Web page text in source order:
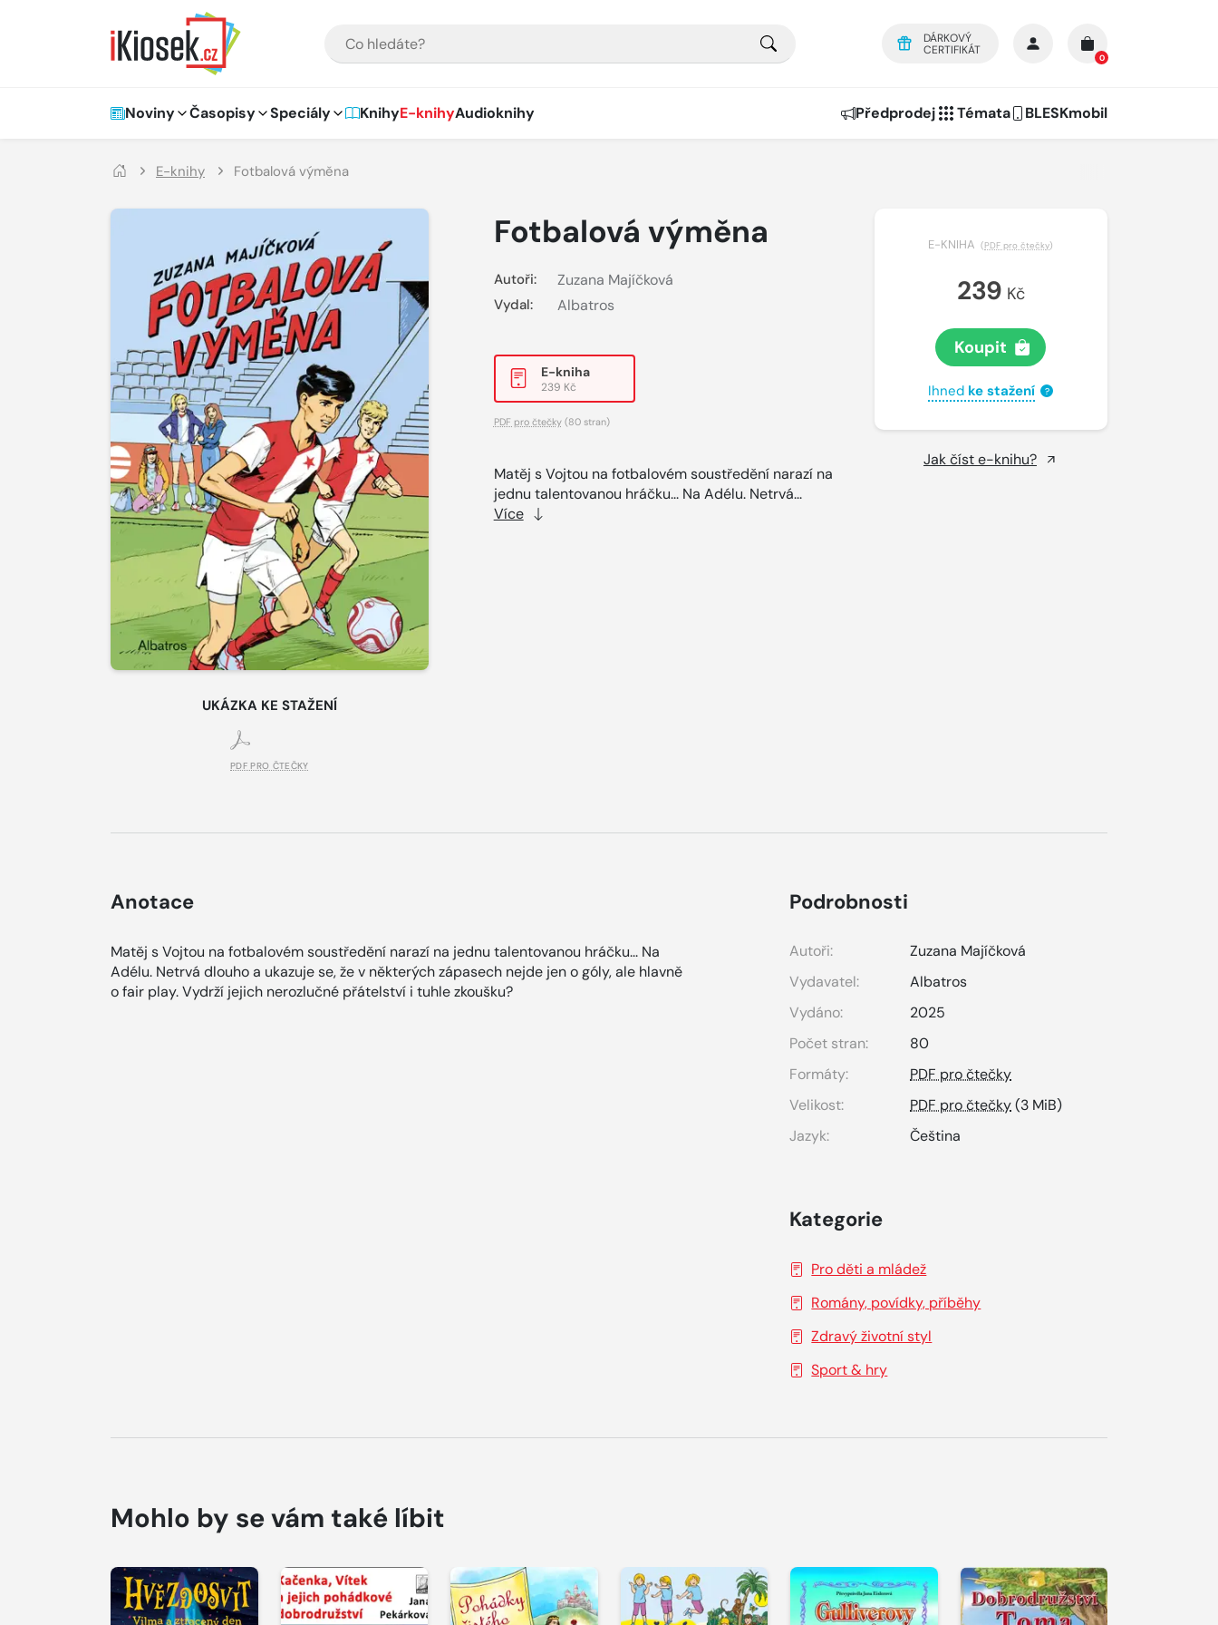
DÁRKOVÝ
CERTIFIKÁT
0
Hlavní navigace
Noviny Časopisy Speciály KnihyE-knihyAudioknihy Předprodej Témata BLESKmobil
E-knihy Fotbalová výměna
UKÁZKA KE STAŽENÍ
PDF PRO ČTEČKY
Fotbalová výměna
Autoři: Zuzana Majíčková
Vydal: Albatros
E-kniha
239 Kč
PDF pro čtečky(80 stran)
Matěj s Vojtou na fotbalovém soustředění narazí na
jednu talentovanou hráčku... Na Adélu. Netrvá...
Více
E-KNIHA (PDF pro čtečky)
239 Kč
Koupit
Ihned ke stažení ?
Jak číst e-knihu?
Anotace
Matěj s Vojtou na fotbalovém soustředění narazí na jednu talentovanou hráčku... Na
Adélu. Netrvá dlouho a ukazuje se, že v některých zápasech nejde jen o góly, ale hlavně
o fair play. Vydrží jejich nerozlučné přátelství i tuhle zkoušku?
Podrobnosti
Autoři:
Zuzana Majíčková
Vydavatel:
Albatros
Vydáno:
2025
Počet stran:
80
Formáty:
PDF pro čtečky
Velikost:
PDF pro čtečky(3 MiB)
Jazyk:
Čeština
Kategorie
Pro děti a mládež
Romány, povídky, příběhy
Zdravý životní styl
Sport & hry
Mohlo by se vám také líbit